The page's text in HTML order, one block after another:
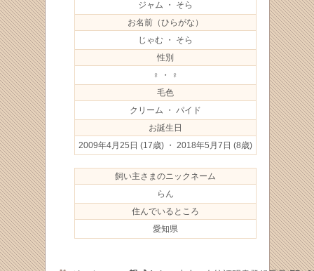
ジャム ・ そら
お名前（ひらがな）
じゃむ ・ そら
性別
♀ ・ ♀
毛色
クリーム ・ パイド
お誕生日
2009年4月25日 (17歳) ・ 2018年5月7日 (8歳)
飼い主さまのニックネーム
らん
住んでいるところ
愛知県